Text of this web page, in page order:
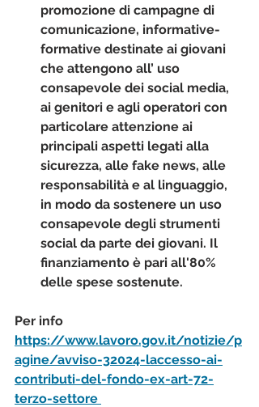
promozione di campagne di
comunicazione, informative-
formative destinate ai giovani
che attengono all’ uso
consapevole dei social media,
ai genitori e agli operatori con
particolare attenzione ai
principali aspetti legati alla
sicurezza, alle fake news, alle
responsabilità e al linguaggio,
in modo da sostenere un uso
consapevole degli strumenti
social da parte dei giovani. Il
finanziamento è pari all'80%
delle spese sostenute.
Per info
https://www.lavoro.gov.it/notizie/p
agine/avviso-32024-laccesso-ai-
contributi-del-fondo-ex-art-72-
terzo-settore